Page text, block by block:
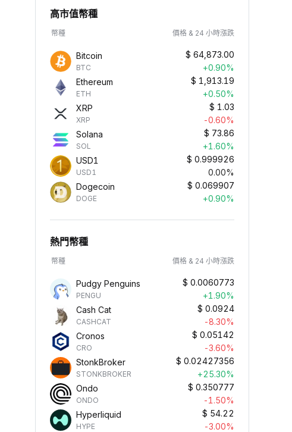
高市值幣種
幣種 價格 & 24 小時漲跌
Bitcoin
BTC
$ 64,873.00
+0.90%
Ethereum
ETH
$ 1,913.19
+0.50%
XRP
XRP
$ 1.03
-0.60%
Solana
SOL
$ 73.86
+1.60%
USD1
USD1
$ 0.999926
0.00%
Dogecoin
DOGE
$ 0.069907
+0.90%
熱門幣種
幣種 價格 & 24 小時漲跌
Pudgy Penguins
PENGU
$ 0.0060773
+1.90%
Cash Cat
CASHCAT
$ 0.0924
-8.30%
Cronos
CRO
$ 0.05142
-3.60%
StonkBroker
STONKBROKER
$ 0.02427356
+25.30%
Ondo
ONDO
$ 0.350777
-1.50%
Hyperliquid
HYPE
$ 54.22
-3.00%